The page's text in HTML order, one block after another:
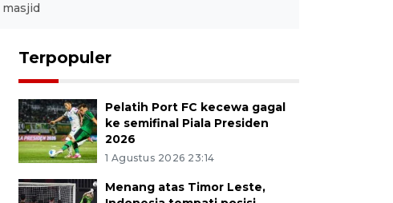
Terpopuler
Pelatih Port FC kecewa gagal
ke semifinal Piala Presiden
2026
1 Agustus 2026 23:14
Menang atas Timor Leste,